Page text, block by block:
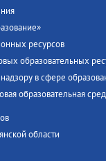
ресурсов
образовательных
в сфере
образовательная
области